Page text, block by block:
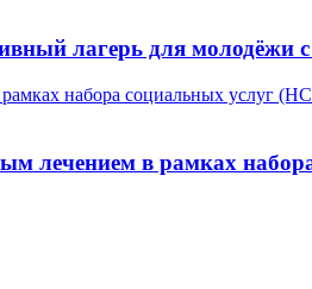
лагерь для молодёжи
лечением в рамках